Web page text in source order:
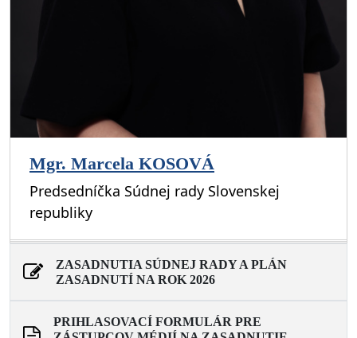
Mgr. Marcela KOSOVÁ
Predsedníčka Súdnej rady Slovenskej
republiky
ZASADNUTIA SÚDNEJ RADY A PLÁN
ZASADNUTÍ NA ROK 2026
PRIHLASOVACÍ FORMULÁR PRE